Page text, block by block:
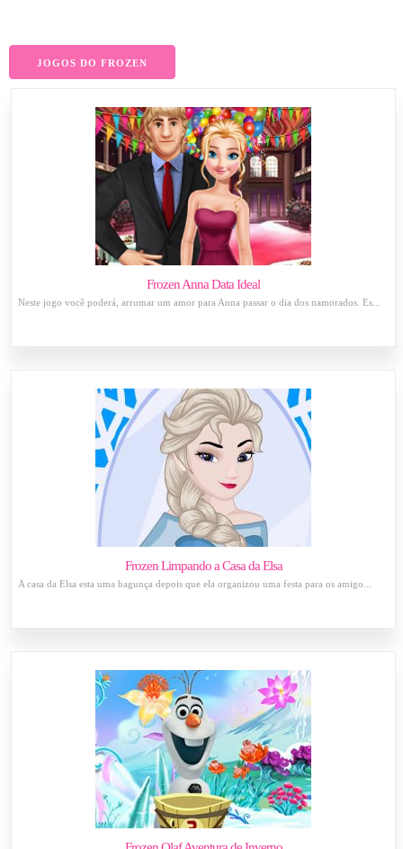
JOGOS DO FROZEN
Frozen Anna Data Ideal
Neste jogo você poderá, arrumar um amor para Anna passar o dia dos namorados. Es...
Frozen Limpando a Casa da Elsa
A casa da Elsa esta uma bagunça depois que ela organizou uma festa para os amigo...